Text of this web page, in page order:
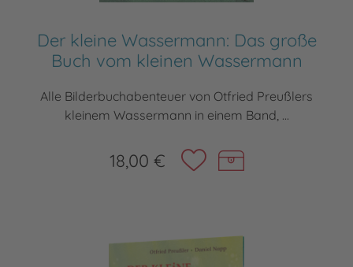
Der kleine Wassermann: Das große
Buch vom kleinen Wassermann
Alle Bilderbuchabenteuer von Otfried Preußlers
kleinem Wassermann in einem Band, ...
18,00 €